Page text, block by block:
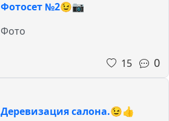
Фотосет №2😉📷
Фото
15 0
Деревизация салона.😉👍